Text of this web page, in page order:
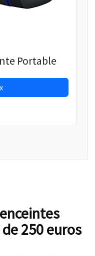
Portable
250 euros